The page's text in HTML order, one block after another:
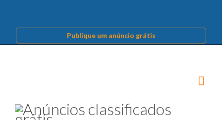
Publique um anúncio grátis